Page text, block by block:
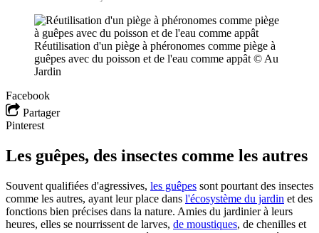
Réutilisation d'un piège à phéronomes comme piège à
guêpes avec du poisson et de l'eau comme appât © Au
Jardin
Facebook
Partager
Pinterest
Les guêpes, des insectes comme les autres
Souvent qualifiées d'agressives, les guêpes sont pourtant des insectes
comme les autres, ayant leur place dans l'écosystème du jardin et des
fonctions bien précises dans la nature. Amies du jardinier à leurs
heures, elles se nourrissent de larves, de moustiques, de chenilles et